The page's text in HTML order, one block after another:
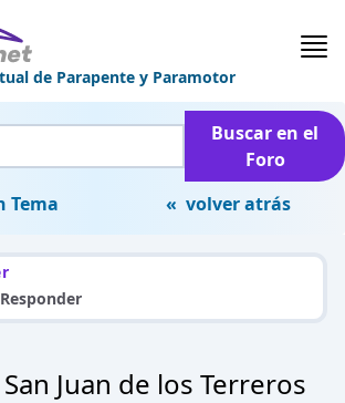
de Parapente y Paramotor
Buscar en el
Foro
Tema
« volver atrás
Responder
Juan de los Terreros